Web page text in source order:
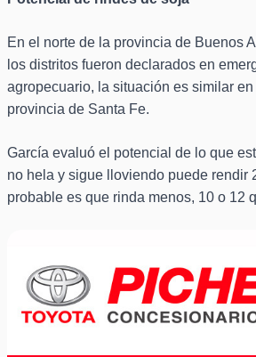
En el norte de la provincia de Buenos
los distritos fueron declarados en
agropecuario, la situación es similar
provincia de Santa Fe.
García evaluó el potencial de lo que
no hela y sigue lloviendo puede rendir
probable es que rinda menos, 10 o 12